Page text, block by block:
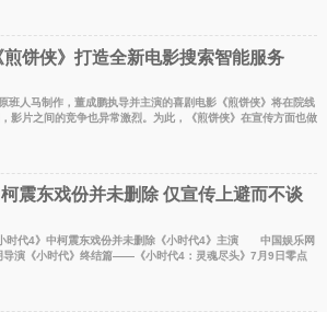
饼侠》打造全新电影搜索智能服务
人马制作，董成鹏执导并主演的喜剧电影《煎饼侠》将在院线
影片之间的竞争也异常激烈。为此，《煎饼侠》在宣传方面也做
《小时代4》今公映 柯震东戏份并未删除 仅宣传上避而不谈
小时代4》中柯震东戏份并未删除《小时代4》主演 中国娱乐网
演《小时代》终结篇——《小时代4：灵魂尽头》7月9日零点